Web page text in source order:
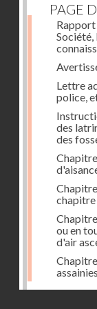
PAGE
Rapport
Société,
Lettre
police,
des
des
ou en
d'air
Dernière